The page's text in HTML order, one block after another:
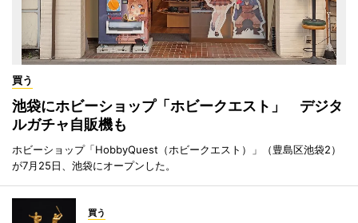
買う
池袋にホビーショップ「ホビークエスト」 デジタ
ルガチャ自販機も
ホビーショップ「HobbyQuest（ホビークエスト）」（豊島区池袋2）
が7月25日、池袋にオープンした。
買う